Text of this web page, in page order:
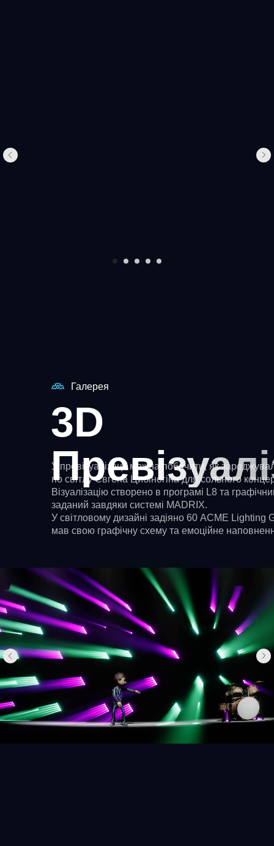
Галерея
3D
У превізуалізації можна побачити, як
по світлу Євгена Цибіногіна для сольного
Візуалізацію створено в програмі L8 та
заданий завдяки системі MADRIX.
У світловому дизайні задіяно 60 ACME Lighting
мав свою графічну схему та емоційне